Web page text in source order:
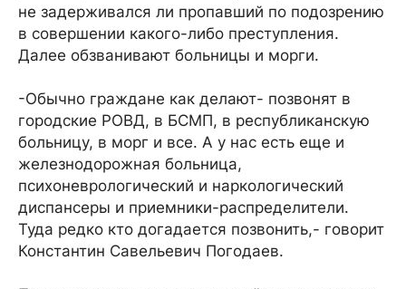
не задерживался ли пропавший по подозрению
в совершении какого-либо преступления.
Далее обзванивают больницы и морги.
-Обычно граждане как делают- позвонят в
городские РОВД, в БСМП, в республиканскую
больницу, в морг и все. А у нас есть еще и
железнодорожная больница,
психоневрологический и наркологический
диспансеры и приемники-распределители.
Туда редко кто догадается позвонить,- говорит
Константин Савельевич Погодаев.